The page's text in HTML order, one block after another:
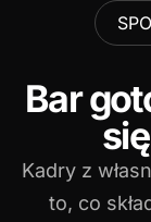
Bar
Kadry z
to, co